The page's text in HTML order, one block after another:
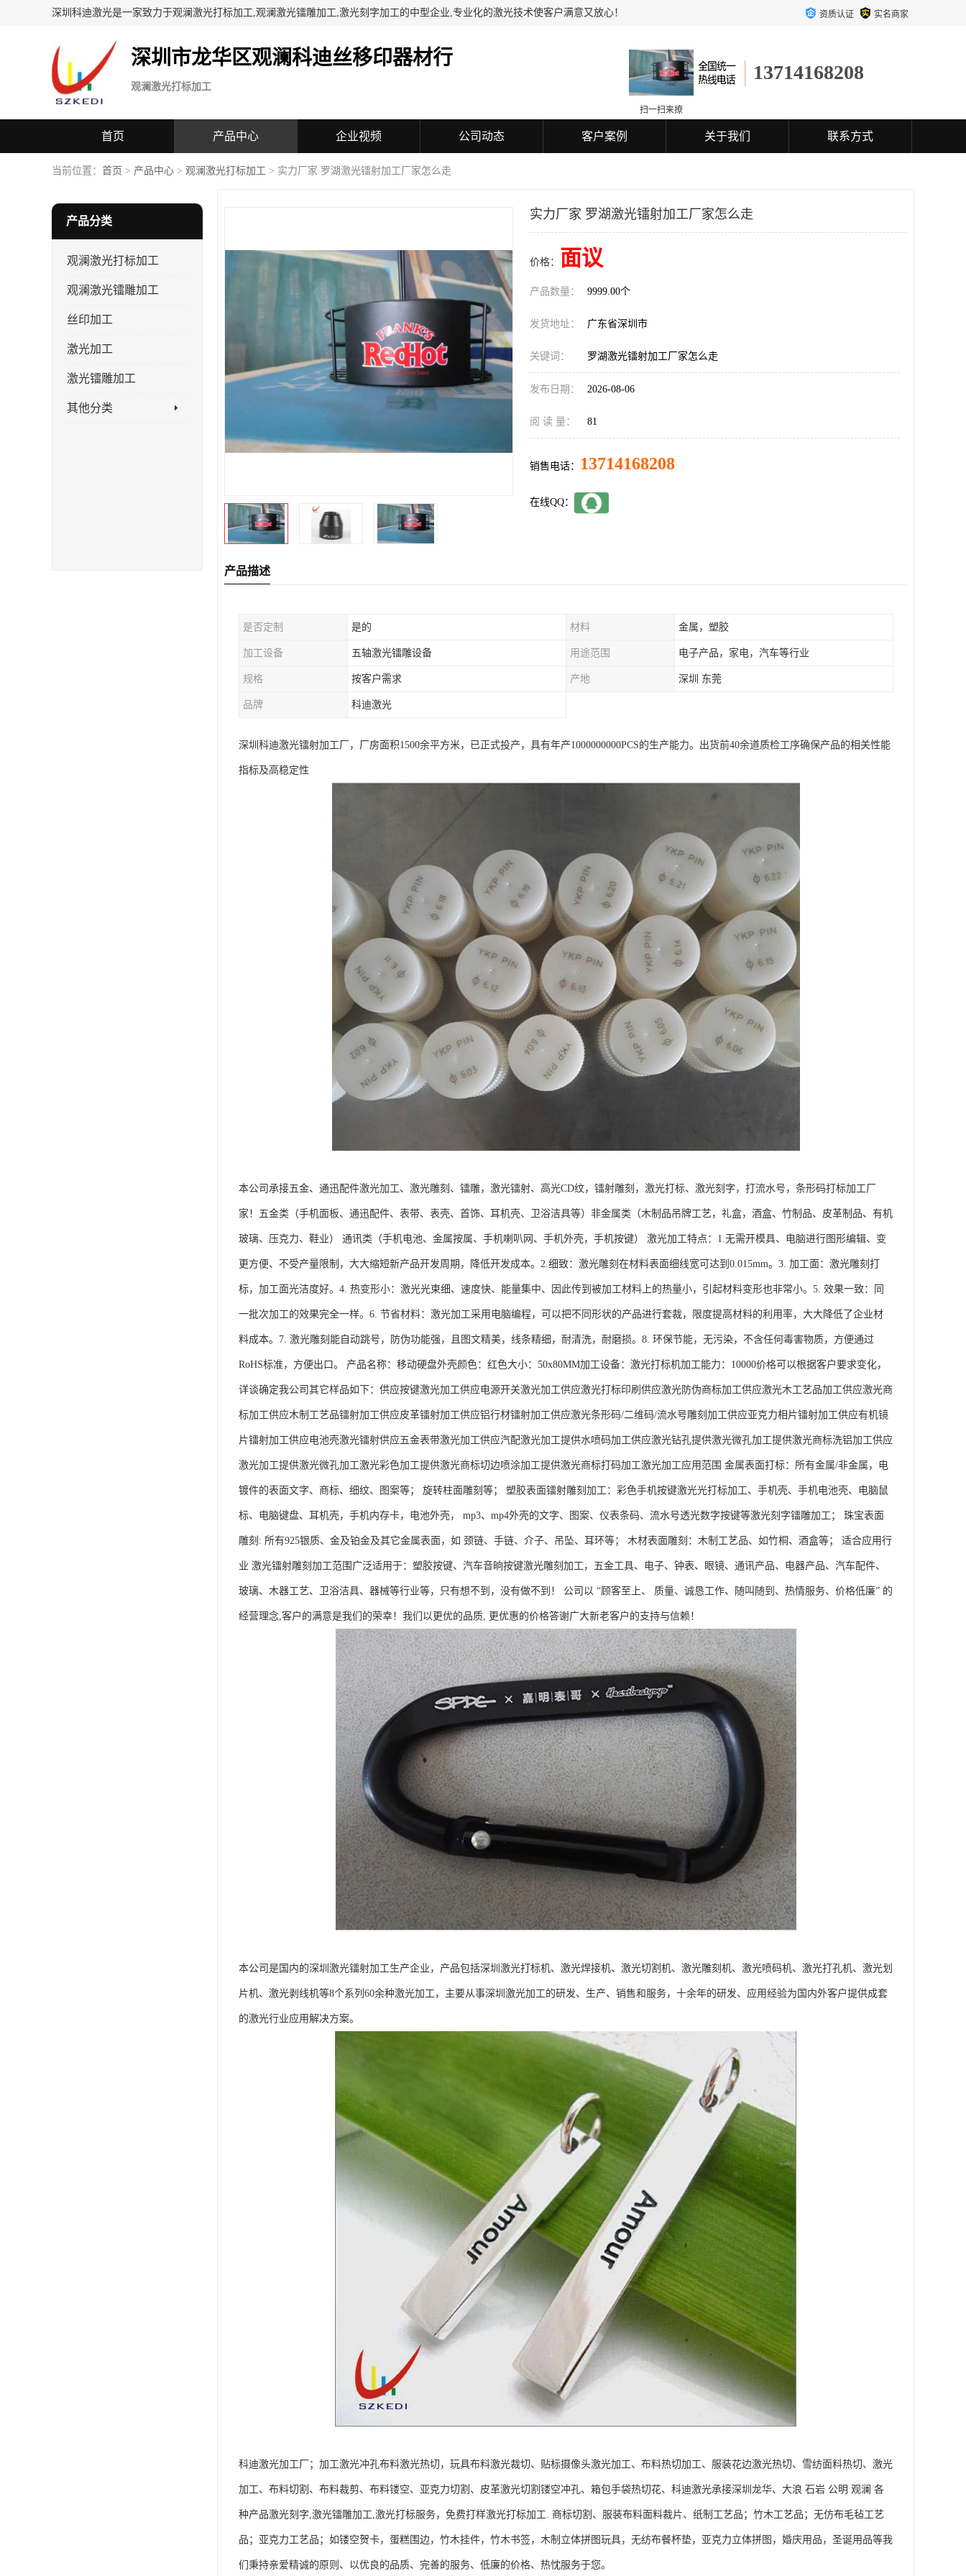
深圳科迪激光是一家致力于观澜激光打标加工,观澜激光镭雕加工,激光刻字加工的中型企业,专业化的激光技术使客户满意又放心！ 资质认证 实名商家
深圳市龙华区观澜科迪丝移印器材行
观澜激光打标加工
13714168208
扫一扫来撩
首页 产品中心 企业视频 公司动态 客户案例 关于我们 联系方式
当前位置： 首页 > 产品中心 > 观澜激光打标加工 > 实力厂家 罗湖激光镭射加工厂家怎么走
产品分类
观澜激光打标加工
观澜激光镭雕加工
丝印加工
激光加工
激光镭雕加工
其他分类
实力厂家 罗湖激光镭射加工厂家怎么走
价格： 面议
产品数量： 9999.00个
发货地址： 广东省深圳市
关键词： 罗湖激光镭射加工厂家怎么走
发布日期： 2026-08-06
阅 读 量： 81
销售电话： 13714168208
在线QQ：
产品描述
是否定制 是的 材料 金属，塑胶
加工设备 五轴激光镭雕设备 用途范围 电子产品，家电，汽车等行业
规格 按客户需求 产地 深圳 东莞
品牌 科迪激光
深圳科迪激光镭射加工厂，厂房面积1500余平方米，已正式投产，具有年产1000000000PCS的生产能力。出货前40余道质检工序确保产品的相关性能
指标及高稳定性
本公司承接五金、通迅配件激光加工、激光雕刻、镭雕，激光镭射、高光CD纹，镭射雕刻，激光打标、激光刻字，打流水号，条形码打标加工厂
家！五金类（手机面板、通迅配件、表带、表壳、首饰、耳机壳、卫浴洁具等）非金属类（木制品吊牌工艺，礼盒，酒盒、竹制品、皮革制品、有机
玻璃、压克力、鞋业） 通讯类（手机电池、金属按属、手机喇叭网、手机外壳，手机按键） 激光加工特点：1.无需开模具、电脑进行图形编辑、变
更方便、不受产量限制，大大缩短新产品开发周期，降低开发成本。2.细致：激光雕刻在材料表面细线宽可达到0.015mm。3. 加工面：激光雕刻打
标，加工面光洁度好。4. 热变形小：激光光束细、速度快、能量集中、因此传到被加工材料上的热量小，引起材料变形也非常小。5. 效果一致：同
一批次加工的效果完全一样。6. 节省材料：激光加工采用电脑编程，可以把不同形状的产品进行套裁，限度提高材料的利用率，大大降低了企业材
料成本。7. 激光雕刻能自动跳号，防伪功能强，且图文精美，线条精细，耐清洗，耐磨损。8. 环保节能，无污染，不含任何毒害物质，方便通过
RoHS标准，方便出口。 产品名称：移动硬盘外壳颜色：红色大小：50x80MM加工设备：激光打标机加工能力：10000价格可以根据客户要求变化，
详谈确定我公司其它样品如下：供应按键激光加工供应电源开关激光加工供应激光打标印刷供应激光防伪商标加工供应激光木工艺品加工供应激光商
标加工供应木制工艺品镭射加工供应皮革镭射加工供应铝行材镭射加工供应激光条形码/二维码/流水号雕刻加工供应亚克力相片镭射加工供应有机镜
片镭射加工供应电池壳激光镭射供应五金表带激光加工供应汽配激光加工提供水喷码加工供应激光钻孔提供激光微孔加工提供激光商标洗铝加工供应
激光加工提供激光微孔加工激光彩色加工提供激光商标切边喷涂加工提供激光商标打码加工激光加工应用范围 金属表面打标：所有金属/非金属，电
镀件的表面文字、商标、细纹、图案等； 旋转柱面雕刻等； 塑胶表面镭射雕刻加工：彩色手机按键激光光打标加工、手机壳、手机电池壳、电脑鼠
标、电脑键盘、耳机壳，手机内存卡，电池外壳， mp3、mp4外壳的文字、图案、仪表条码、流水号透光数字按键等激光刻字镭雕加工； 珠宝表面
雕刻: 所有925银质、金及铂金及其它金属表面，如 颈链、手链、介子、吊坠、耳环等； 木材表面雕刻：木制工艺品、如竹桐、酒盒等； 适合应用行
业 激光镭射雕刻加工范围广泛适用于：塑胶按键、汽车音晌按键激光雕刻加工，五金工具、电子、钟表、眼镜、通讯产品、电器产品、汽车配件、
玻璃、木器工艺、卫浴洁具、器械等行业等，只有想不到，没有做不到！ 公司以 “顾客至上、 质量、诚恳工作、随叫随到、热情服务、价格低廉” 的
经营理念,客户的满意是我们的荣幸！我们以更优的品质, 更优惠的价格答谢广大新老客户的支持与信赖！
本公司是国内的深圳激光镭射加工生产企业，产品包括深圳激光打标机、激光焊接机、激光切割机、激光雕刻机、激光喷码机、激光打孔机、激光划
片机、激光剥线机等8个系列60余种激光加工，主要从事深圳激光加工的研发、生产、销售和服务，十余年的研发、应用经验为国内外客户提供成套
的激光行业应用解决方案。
科迪激光加工厂；加工激光冲孔布料激光热切，玩具布料激光裁切、贴标摄像头激光加工、布料热切加工、服装花边激光热切、雪纺面料热切、激光
加工、布料切割、布料裁剪、布料镂空、亚克力切割、皮革激光切割镂空冲孔、箱包手袋热切花、科迪激光承接深圳龙华、大浪 石岩 公明 观澜 各
种产品激光刻字,激光镭雕加工,激光打标服务，免费打样激光打标加工. 商标切割、服装布料面料裁片、纸制工艺品；竹木工艺品；无仿布毛毡工艺
品；亚克力工艺品；如镂空贺卡，蛋糕围边，竹木挂件，竹木书签，木制立体拼图玩具，无纺布餐杯垫，亚克力立体拼图，婚庆用品，圣诞用品等我
们秉持亲爱精诚的原则、以优良的品质、完善的服务、低廉的价格、热忱服务于您。